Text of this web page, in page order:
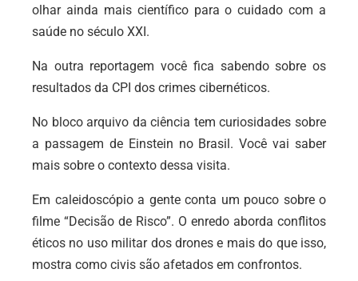
olhar ainda mais científico para o cuidado com a
saúde no século XXI.
Na outra reportagem você fica sabendo sobre os
resultados da CPI dos crimes cibernéticos.
No bloco arquivo da ciência tem curiosidades sobre
a passagem de Einstein no Brasil. Você vai saber
mais sobre o contexto dessa visita.
Em caleidoscópio a gente conta um pouco sobre o
filme “Decisão de Risco”. O enredo aborda conflitos
éticos no uso militar dos drones e mais do que isso,
mostra como civis são afetados em confrontos.